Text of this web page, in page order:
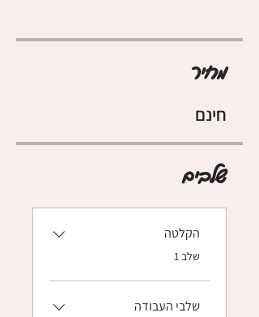
מחיר
חינם
שלבים
הקלטה
.שלב 1
שלבי העבודה